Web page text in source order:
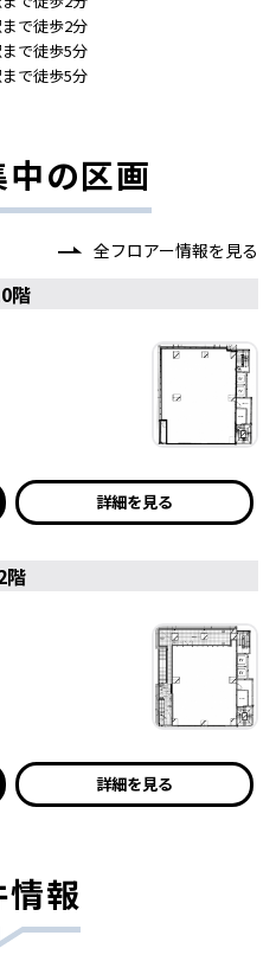
で徒歩2分
で徒歩5分
で徒歩5分
の区画
全フロアー情報を見る
階
詳細を見る
階
詳細を見る
情報